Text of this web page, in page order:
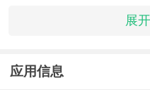
展
应用信息